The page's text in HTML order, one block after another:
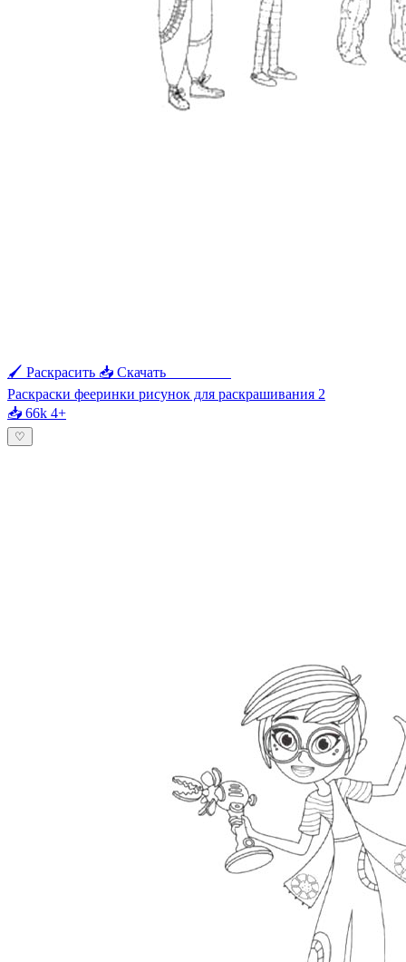
🖌 Раскрасить 📥 Скачать
Раскраски фееринки рисунок для раскрашивания 2
📥 66k 4+
♡